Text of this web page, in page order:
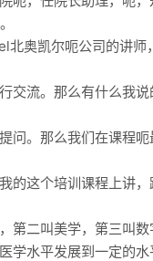
奥凯尔呃公司的讲师
交流。那么有什么我
问。那么我们在课程
的这个培训课程上讲
二叫美学，第三叫数
学水平发展到一定的